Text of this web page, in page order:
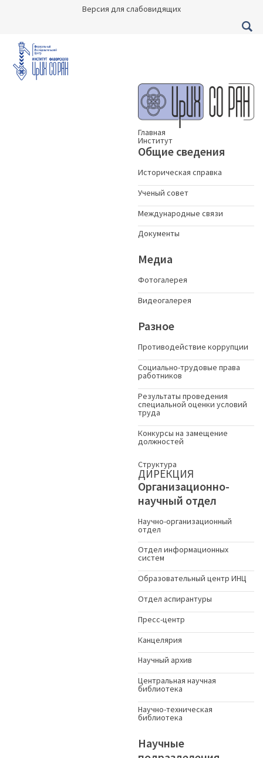
Версия для слабовидящих
Главная
Институт
Общие сведения
Историческая справка
Ученый совет
Международные связи
Документы
Медиа
Фотогалерея
Видеогалерея
Разное
Противодействие коррупции
Социально-трудовые права
работников
Результаты проведения
специальной оценки условий
труда
Конкурсы на замещение
должностей
Структура
ДИРЕКЦИЯ
Организационно-
научный отдел
Научно-организационный
отдел
Отдел информационных
систем
Образовательный центр ИНЦ
Отдел аспирантуры
Пресс-центр
Канцелярия
Научный архив
Центральная научная
библиотека
Научно-техническая
библиотека
Научные